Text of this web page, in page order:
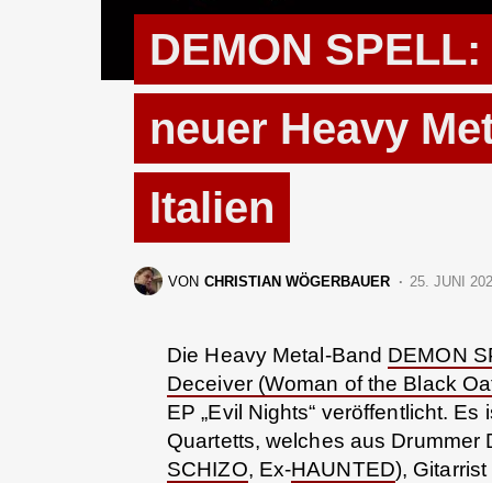
DEMON
neuer Heavy
Italien
VON CHRISTIAN WÖGERBAUER 25. JUNI
Die Heavy Metal-Band DEMON
Deceiver (Woman of the Black
EP „Evil Nights“ veröffentlicht.
Quartetts, welches aus Drummer
SCHIZO, Ex-HAUNTED),